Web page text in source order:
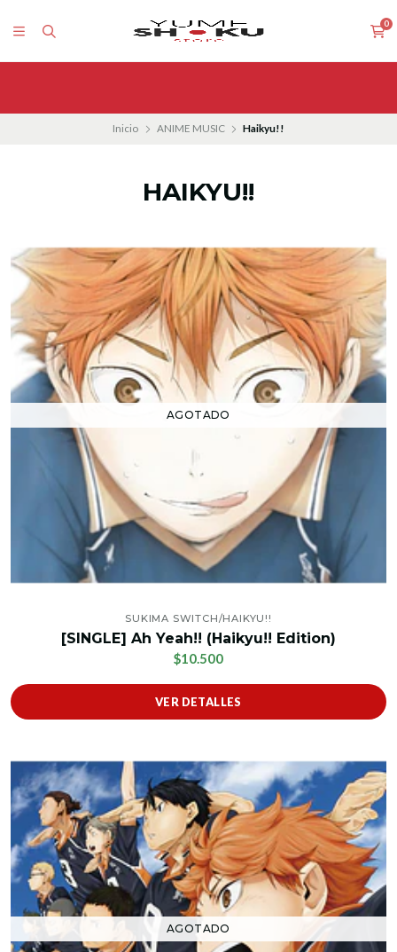
0
Inicio ANIME MUSIC Haikyu!!
HAIKYU!!
AGOTADO
SUKIMA SWITCH/HAIKYU!!
[SINGLE] Ah Yeah!! (Haikyu!! Edition)
$10.500
VER DETALLES
AGOTADO